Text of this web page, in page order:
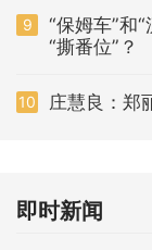
9
“保姆车”和
“撕番位”？
10 庄慧良：郑
即时新闻